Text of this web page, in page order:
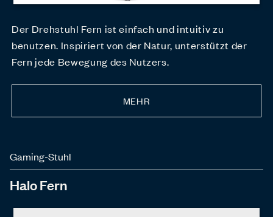
Der Drehstuhl Fern ist einfach und intuitiv zu
benutzen. Inspiriert von der Natur, unterstützt der
Fern jede Bewegung des Nutzers.
MEHR
Gaming-Stuhl
Halo Fern